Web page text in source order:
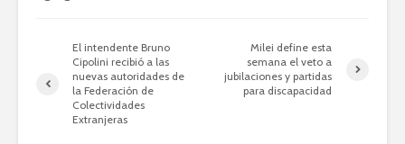
El intendente Bruno
Cipolini recibió a las
nuevas autoridades de
la Federación de
Colectividades
Extranjeras
Milei define esta
semana el veto a
jubilaciones y partidas
para discapacidad